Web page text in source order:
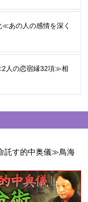
あの人の感情を深く
人の恋宿縁32項≫相
託す的中奥儀≫鳥海